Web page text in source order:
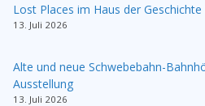
Lost Places im Haus der
13. Juli 2026
Alte und neue Schwebebahn-
Ausstellung
13. Juli 2026